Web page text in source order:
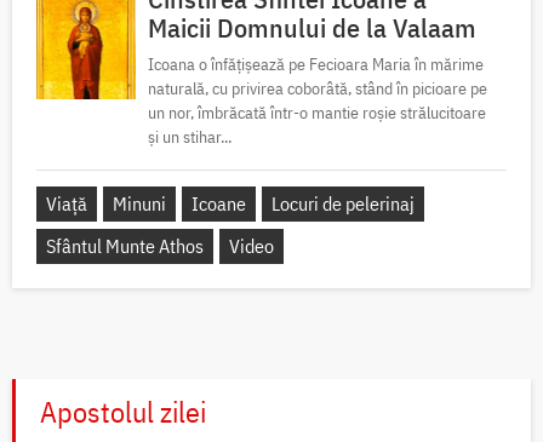
Maicii Domnului de la Valaam
Icoana o înfățișează pe Fecioara Maria în mărime
naturală, cu privirea coborâtă, stând în picioare pe
un nor, îmbrăcată într-o mantie roșie strălucitoare
și un stihar...
Viață Minuni Icoane
Locuri de pelerinaj
Sfântul Munte Athos
Video
Apostolul zilei